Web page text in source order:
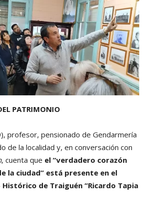
PATRIMONIO
profesor, pensionado de Gendarmería
de la localidad y, en conversación con
, cuenta que el “verdadero corazón
la ciudad” está presente en el
de Traiguén “Ricardo Tapia